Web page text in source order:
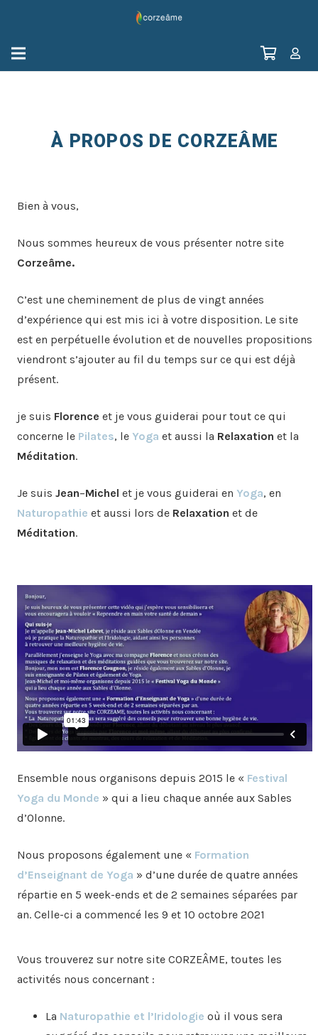
À PROPOS DE CORZEÂME
Bien à vous,
Nous sommes heureux de vous présenter notre site
Corzeâme.
C’est une cheminement de plus de vingt années
d’expérience qui est mis ici à votre disposition. Le site
est en perpétuelle évolution et de nouvelles propositions
viendront s’ajouter au fil du temps sur ce qui est déjà
présent.
je suis Florence et je vous guiderai pour tout ce qui
concerne le Pilates, le Yoga et aussi la Relaxation et la
Méditation.
Je suis Jean–Michel et je vous guiderai en Yoga, en
Naturopathie et aussi lors de Relaxation et de
Méditation.
Ensemble nous organisons depuis 2015 le « Festival
Yoga du Monde » qui a lieu chaque année aux Sables
d’Olonne.
Nous proposons également une « Formation
d’Enseignant de Yoga » d’une durée de quatre années
répartie en 5 week-ends et de 2 semaines séparées par
an. Celle-ci a commencé les 9 et 10 octobre 2021
Vous trouverez sur notre site CORZEÂME, toutes les
activités nous concernant :
La Naturopathie et l’Iridologie où il vous sera